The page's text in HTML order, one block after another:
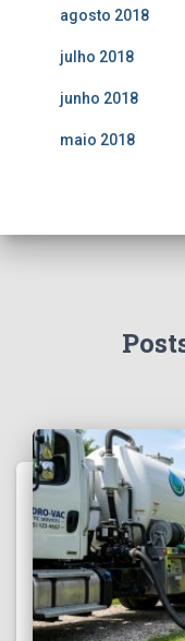
agosto 2018
julho 2018
junho 2018
maio 2018